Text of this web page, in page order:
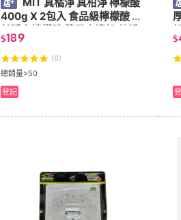
400g X 2包入 食品級檸檬酸 自
然淨力檸檬酸 萬用去漬粉 茶垢
清潔劑 浴廁清潔劑
$189
(6)
總銷量>50
登記
$